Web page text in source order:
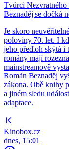
Tvůrci Nezvratného
Beznaděj se dočká
Je skoro
poloviny 70. let. I
jeho předloh skýtá i
romány mají
mainstreamově
Román Beznaděj
zákona. Obě knihy
a jiném sledu
adaptace.
Kinobox.cz
dnes, 15:01